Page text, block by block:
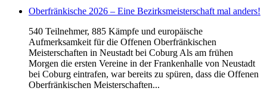
Oberfränkische 2026 – Eine Bezirksmeisterschaft mal anders!
540 Teilnehmer, 885 Kämpfe und europäische
Aufmerksamkeit für die Offenen Oberfränkischen
Meisterschaften in Neustadt bei Coburg Als am frühen
Morgen die ersten Vereine in der Frankenhalle von Neustadt
bei Coburg eintrafen, war bereits zu spüren, dass die Offenen
Oberfränkischen Meisterschaften...